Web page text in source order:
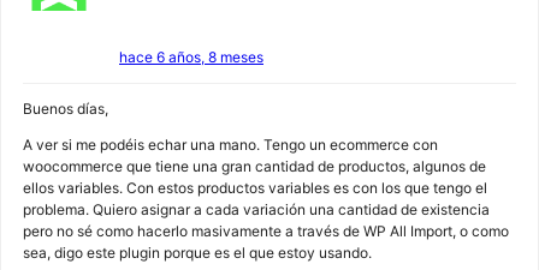
hace 6 años, 8 meses
Buenos días,
A ver si me podéis echar una mano. Tengo un ecommerce con
woocommerce que tiene una gran cantidad de productos, algunos de
ellos variables. Con estos productos variables es con los que tengo el
problema. Quiero asignar a cada variación una cantidad de existencia
pero no sé como hacerlo masivamente a través de WP All Import, o como
sea, digo este plugin porque es el que estoy usando.